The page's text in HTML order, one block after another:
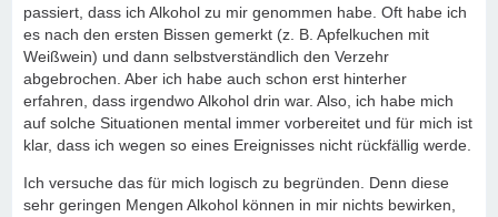
passiert, dass ich Alkohol zu mir genommen habe. Oft habe ich
es nach den ersten Bissen gemerkt (z. B. Apfelkuchen mit
Weißwein) und dann selbstverständlich den Verzehr
abgebrochen. Aber ich habe auch schon erst hinterher
erfahren, dass irgendwo Alkohol drin war. Also, ich habe mich
auf solche Situationen mental immer vorbereitet und für mich ist
klar, dass ich wegen so eines Ereignisses nicht rückfällig werde.
Ich versuche das für mich logisch zu begründen. Denn diese
sehr geringen Mengen Alkohol können in mir nichts bewirken,